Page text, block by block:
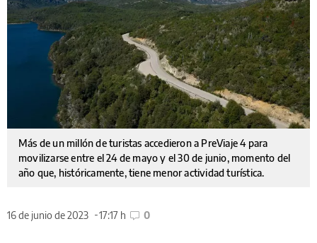
Más de un millón de turistas accedieron a PreViaje 4 para
movilizarse entre el 24 de mayo y el 30 de junio, momento del
año que, históricamente, tiene menor actividad turística.
16 de junio de 2023 17:17 h 0